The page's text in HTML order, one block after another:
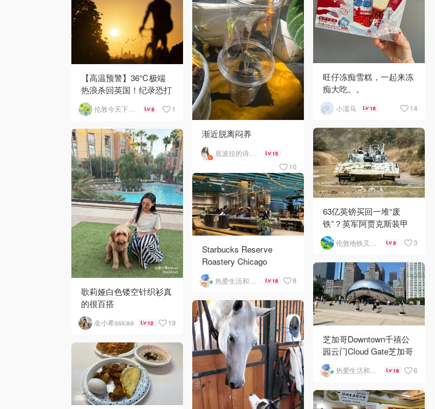
旺仔冻痴雪糕，一起来冻
痴大吃。。
小濡马 16 14
渐近脱离闷养
底波拉的诗与歌 15
10
【高温预警】36℃极端
热浪杀回英国！纪录恐打
破
伦敦今天下雨了吗 8 1
63亿英镑买回一堆“废
铁”？英军阿贾克斯装甲
车刚出库就趴窝
伦敦地铁又罢工了 8 3
歌莉娅白色镂空针织衫真
的很百搭
金小希ssicaa 12 19
Starbucks Reserve
Roastery Chicago
热爱生活和自由的轻舞飞扬 18 8
芝加哥Downtown千禧公
园云门Cloud Gate芝加哥
河街景❤️鳞次栉比的高楼
热爱生活和自由的轻舞飞扬 18 6